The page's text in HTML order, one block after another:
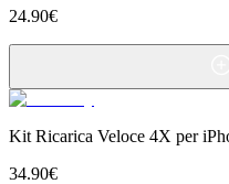
24.90€
Kit Ricarica Veloce 4X per
34.90€